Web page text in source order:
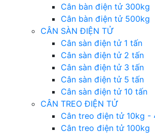
Cân bàn điện tử 300kg
Cân bàn điện tử 500kg
CÂN SÀN ĐIỆN TỬ
Cân sàn điện tử 1 tấn
Cân sàn điện tử 2 tấn
Cân sàn điện tử 3 tấn
Cân sàn điện tử 5 tấn
Cân sàn điện tử 10 tấn
CÂN TREO ĐIỆN TỬ
Cân treo điện tử 10kg -
Cân treo điện tử 100kg